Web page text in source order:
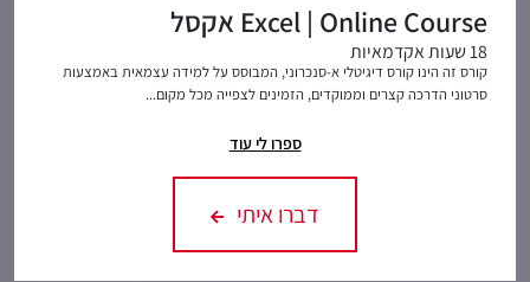
Excel | Online Course אקסל
18 שעות אקדמאיות
קורס זה הינו קורס דיגיטלי א-סנכרוני, המבוסס על למידה עצמאית באמצעות
סרטוני הדרכה קצרים וממוקדים, הזמינים לצפייה מכל מקום...
ספרו לי עוד
דברו איתי